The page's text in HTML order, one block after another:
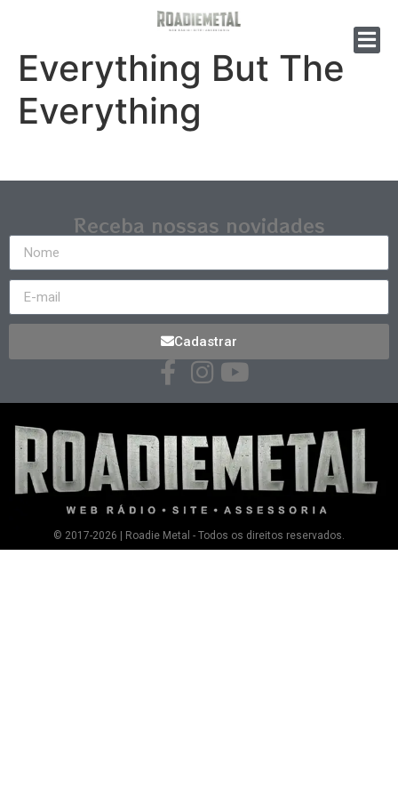
Everything But The
Everything
Receba nossas novidades
Cadastrar
© 2017-2026 | Roadie Metal - Todos os direitos reservados.